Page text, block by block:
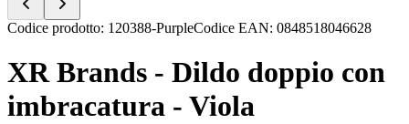
Item
of
16
Codice prodotto: 120388-PurpleCodice EAN: 0848518046628
XR Brands - Dildo doppio con
imbracatura - Viola